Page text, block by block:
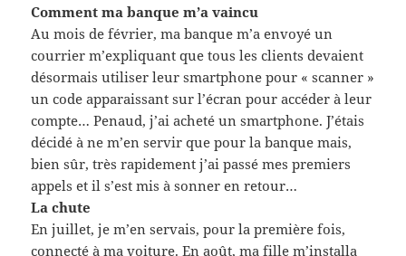
Comment ma banque m’a vaincu
Au mois de février, ma banque m’a envoyé un
courrier m’expliquant que tous les clients devaient
désormais utiliser leur smartphone pour « scanner »
un code apparaissant sur l’écran pour accéder à leur
compte… Penaud, j’ai acheté un smartphone. J’étais
décidé à ne m’en servir que pour la banque mais,
bien sûr, très rapidement j’ai passé mes premiers
appels et il s’est mis à sonner en retour…
La chute
En juillet, je m’en servais, pour la première fois,
connecté à ma voiture. En août, ma fille m’installa